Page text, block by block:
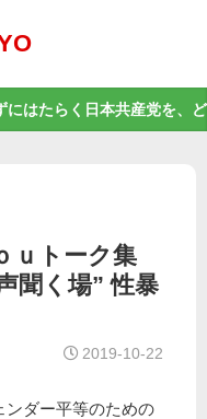
はたらく日本共産党を、
ｕトーク集
聞く場” 性暴
2019-10-22
ンダー平等のための